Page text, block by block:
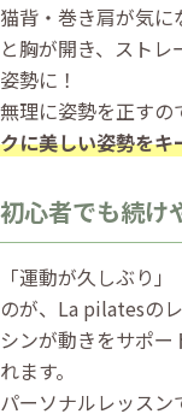
猫背・巻き肩が気
と胸が開き、スト
姿勢に！
無理に姿勢を正すの
クに美しい姿勢をキ
初心者でも続け
「運動が久しぶり
のが、La pilatesの
シンが動きをサポ
れます。
パーソナルレッス